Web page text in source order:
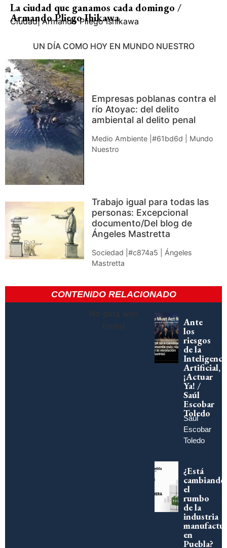
La ciudad que ganamos cada domingo /
Armando Pliego Ihikawa
Ciudad| Armando Pliego Ishikawa
UN DÍA COMO HOY EN MUNDO NUESTRO
Empresas poblanas contra el
río Atoyac: del delito
ambiental al delito penal
Medio Ambiente |#61bd6d | Mundo
Nuestro
Trabajo igual para todas las
personas: Excepcional
documento/Del blog de
Ángeles Mastretta
Sociedad |#c874a5 | Ángeles
Mastretta
CONTENIDO RELACIONADO
No data was
found
Ante
los
riesgos
de la
Artificial,
¡Actuar
Ya! /
Saúl
Escobar
Toledo
Saúl
Escobar
Toledo
¿Está
cambiando
el
rumbo
de la
industria
en
Puebla?